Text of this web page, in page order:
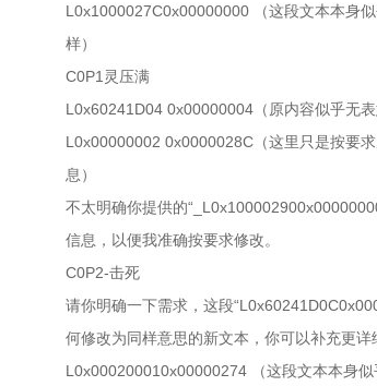
L0x1000027C0x00000000 （这段文本本身
样）
C0P1灵压满
L0x60241D04 0x00000004（原内容似乎无
L0x00000002 0x0000028C（这里只是按要
息）
不太明确你提供的
信息，以便我准确按要求修改。
C0P2-击死
请你明确一下需求，这段
何修改为同样意思的新文本，你可以补充更详
L0x000200010x00000274 （这段文本本身